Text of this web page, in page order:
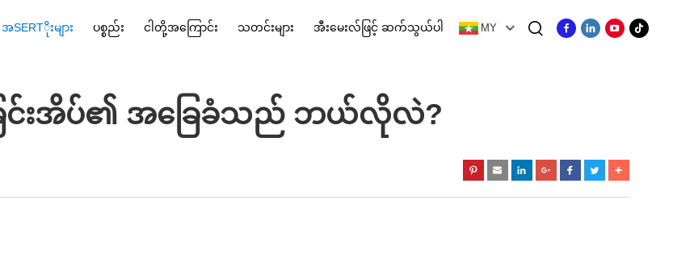
အSERTိုးများ ပစ္စည်း ငါတို့အကြောင်း
ကုမ္ပဏီ ပုံမှန်အကြောင်း
သတင်းများ အီးမေးလ်ဖြင့် ဆက်သွယ်ပါ MY
င်းအိပ်၏ အခြေခံသည် ဘယ်လိုလဲ?